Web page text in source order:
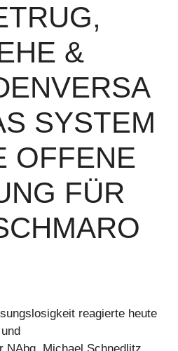
&
SYSTEM
OFFENE
FÜR
reagierte heute